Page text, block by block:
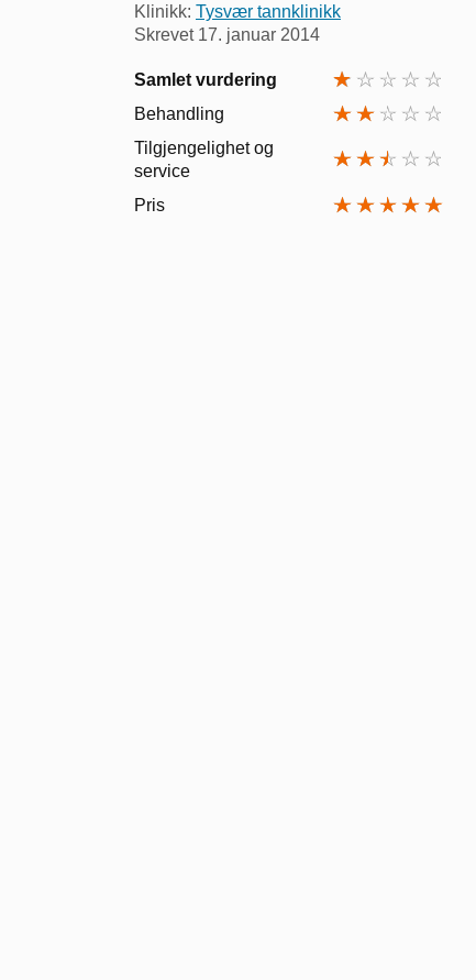
Klinikk: Tysvær tannklinikk
Skrevet 17. januar 2014
Samlet vurdering
Behandling
Tilgjengelighet og
service
Pris